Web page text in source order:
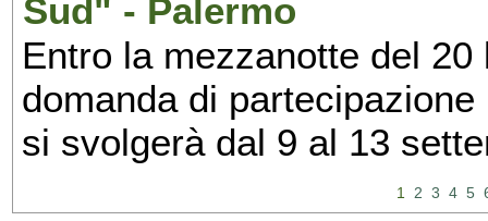
Sud" - Palermo
Entro la mezzanotte del
domanda di
si svolgerà dal 9 al 13
1 2 3 4 5